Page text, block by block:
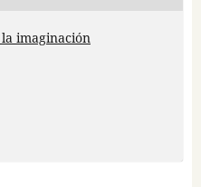
imaginación